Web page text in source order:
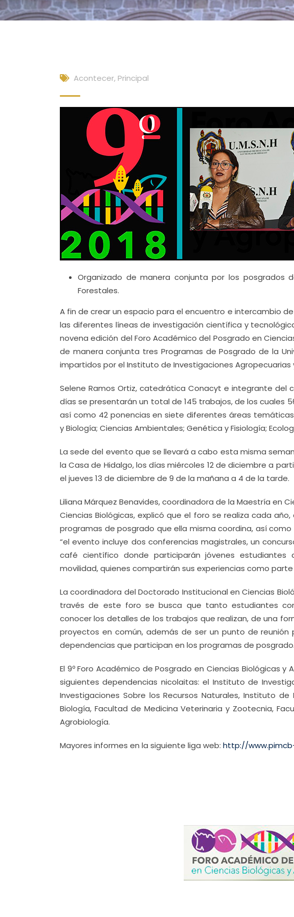
Acontecer, Principal
Organizado de manera conjunta por los posgrados
Forestales.
A fin de crear un espacio para el encuentro e intercambio
las diferentes líneas de investigación científica y
novena edición del Foro Académico del Posgrado en
de manera conjunta tres Programas de Posgrado de la
impartidos por el Instituto de Investigaciones Agropecuarias
Selene Ramos Ortiz, catedrática Conacyt e integrante del
días se presentarán un total de 145 trabajos, de los cuales
así como 42 ponencias en siete diferentes áreas
y Biología; Ciencias Ambientales; Genética y Fisiología;
La sede del evento que se llevará a cabo esta misma
la Casa de Hidalgo, los días miércoles 12 de diciembre a
el jueves 13 de diciembre de 9 de la mañana a 4 de la tarde.
Liliana Márquez Benavides, coordinadora de la Maestría en
Ciencias Biológicas, explicó que el foro se realiza cada
programas de posgrado que ella misma coordina, así
“el evento incluye dos conferencias magistrales, un
café científico donde participarán jóvenes
movilidad, quienes compartirán sus experiencias como
La coordinadora del Doctorado Institucional en Ciencias
través de este foro se busca que tanto estudiantes
conocer los detalles de los trabajos que realizan, de una
proyectos en común, además de ser un punto de
dependencias que participan en los programas de posgrado.
El 9º Foro Académico de Posgrado en Ciencias Biológicas
siguientes dependencias nicolaitas: el Instituto de
Investigaciones Sobre los Recursos Naturales, Instituto
Biología, Facultad de Medicina Veterinaria y Zootecnia,
Agrobiología.
Mayores informes en la siguiente liga web: http://